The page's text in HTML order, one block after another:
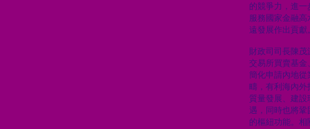
的競爭力，進
服務國家金融
遠發展作出貢獻
財政司司長陳
交易所買賣基金
簡化申請內地
疇，有利海內外
質量發展、建
遇，同時也將
的樞紐功能。